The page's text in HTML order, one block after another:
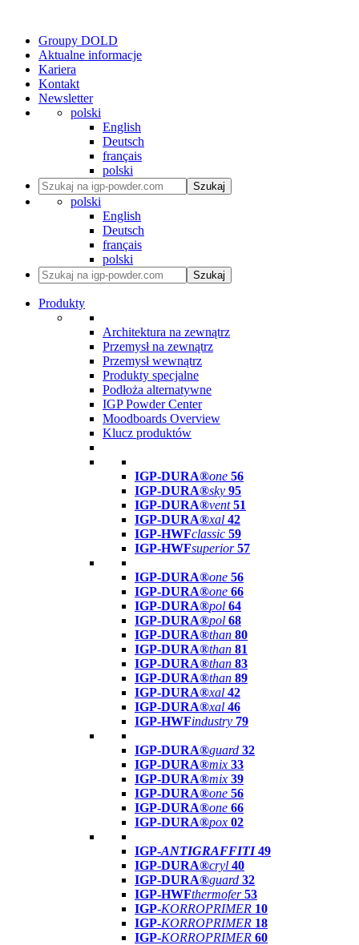
Groupy DOLD
Aktualne informacje
Kariera
Kontakt
Newsletter
polski
English
Deutsch
français
polski
Szukaj
polski
English
Deutsch
français
polski
Szukaj
Produkty
Architektura na zewnątrz
Przemysł na zewnątrz
Przemysł wewnątrz
Produkty specjalne
Podłoża alternatywne
IGP Powder Center
Moodboards Overview
Klucz produktów
IGP-DURA®one 56
IGP-DURA®sky 95
IGP-DURA®vent 51
IGP-DURA®xal 42
IGP-HWFclassic 59
IGP-HWFsuperior 57
IGP-DURA®one 56
IGP-DURA®one 66
IGP-DURA®pol 64
IGP-DURA®pol 68
IGP-DURA®than 80
IGP-DURA®than 81
IGP-DURA®than 83
IGP-DURA®than 89
IGP-DURA®xal 42
IGP-DURA®xal 46
IGP-HWFindustry 79
IGP-DURA®guard 32
IGP-DURA®mix 33
IGP-DURA®mix 39
IGP-DURA®one 56
IGP-DURA®one 66
IGP-DURA®pox 02
IGP-ANTIGRAFFITI49
IGP-DURA®cryl 40
IGP-DURA®guard 32
IGP-HWFthermofer 53
IGP-KORROPRIMER 10
IGP-KORROPRIMER 18
IGP-KORROPRIMER 60